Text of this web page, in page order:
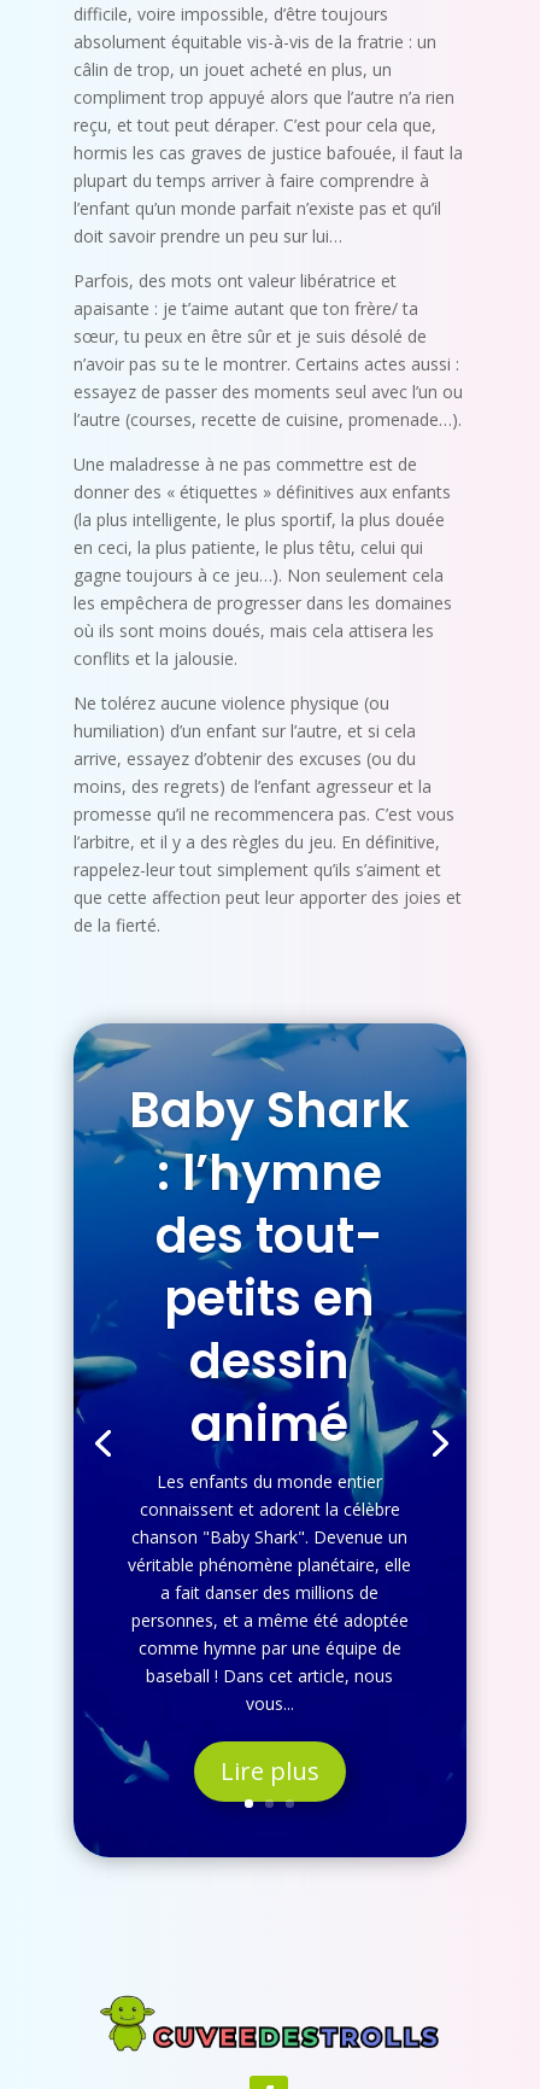
difficile, voire impossible, d’être toujours
absolument équitable vis-à-vis de la fratrie : un
câlin de trop, un jouet acheté en plus, un
compliment trop appuyé alors que l’autre n’a rien
reçu, et tout peut déraper. C’est pour cela que,
hormis les cas graves de justice bafouée, il faut la
plupart du temps arriver à faire comprendre à
l’enfant qu’un monde parfait n’existe pas et qu’il
doit savoir prendre un peu sur lui…
Parfois, des mots ont valeur libératrice et
apaisante : je t’aime autant que ton frère/ ta
sœur, tu peux en être sûr et je suis désolé de
n’avoir pas su te le montrer. Certains actes aussi :
essayez de passer des moments seul avec l’un ou
l’autre (courses, recette de cuisine, promenade…).
Une maladresse à ne pas commettre est de
donner des « étiquettes » définitives aux enfants
(la plus intelligente, le plus sportif, la plus douée
en ceci, la plus patiente, le plus têtu, celui qui
gagne toujours à ce jeu…). Non seulement cela
les empêchera de progresser dans les domaines
où ils sont moins doués, mais cela attisera les
conflits et la jalousie.
Ne tolérez aucune violence physique (ou
humiliation) d’un enfant sur l’autre, et si cela
arrive, essayez d’obtenir des excuses (ou du
moins, des regrets) de l’enfant agresseur et la
promesse qu’il ne recommencera pas. C’est vous
l’arbitre, et il y a des règles du jeu. En définitive,
rappelez-leur tout simplement qu’ils s’aiment et
que cette affection peut leur apporter des joies et
de la fierté.
Baby Shark
: l’hymne
des tout-
petits en
dessin
animé
Les enfants du monde entier
connaissent et adorent la célèbre
chanson "Baby Shark". Devenue un
véritable phénomène planétaire, elle
a fait danser des millions de
personnes, et a même été adoptée
comme hymne par une équipe de
baseball ! Dans cet article, nous
vous...
Lire plus